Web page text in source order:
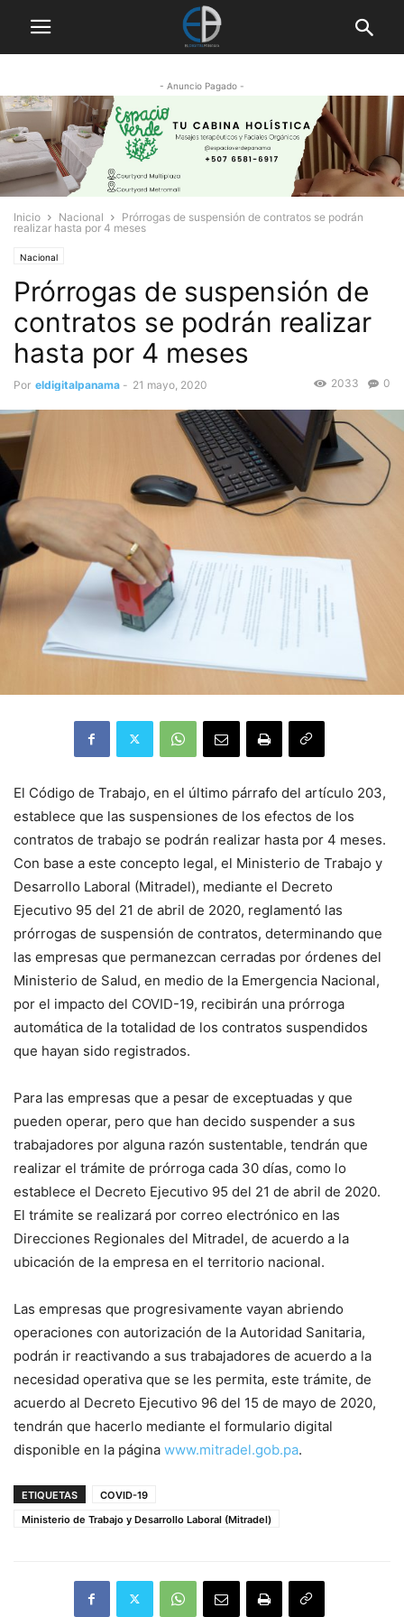
- Anuncio Pagado -
Inicio Nacional
Prórrogas de suspensión de contratos se podrán
realizar hasta por 4 meses
Nacional
Prórrogas de suspensión de
contratos se podrán realizar
hasta por 4 meses
Por eldigitalpanama - 21 mayo, 2020 0
2033
El Código de Trabajo, en el último párrafo del artículo 203,
establece que las suspensiones de los efectos de los
contratos de trabajo se podrán realizar hasta por 4 meses.
Con base a este concepto legal, el Ministerio de Trabajo y
Desarrollo Laboral (Mitradel), mediante el Decreto
Ejecutivo 95 del 21 de abril de 2020, reglamentó las
prórrogas de suspensión de contratos, determinando que
las empresas que permanezcan cerradas por órdenes del
Ministerio de Salud, en medio de la Emergencia Nacional,
por el impacto del COVID-19, recibirán una prórroga
automática de la totalidad de los contratos suspendidos
que hayan sido registrados.
Para las empresas que a pesar de exceptuadas y que
pueden operar, pero que han decido suspender a sus
trabajadores por alguna razón sustentable, tendrán que
realizar el trámite de prórroga cada 30 días, como lo
establece el Decreto Ejecutivo 95 del 21 de abril de 2020.
El trámite se realizará por correo electrónico en las
Direcciones Regionales del Mitradel, de acuerdo a la
ubicación de la empresa en el territorio nacional.
Las empresas que progresivamente vayan abriendo
operaciones con autorización de la Autoridad Sanitaria,
podrán ir reactivando a sus trabajadores de acuerdo a la
necesidad operativa que se les permita, este trámite, de
acuerdo al Decreto Ejecutivo 96 del 15 de mayo de 2020,
tendrán que hacerlo mediante el formulario digital
disponible en la página www.mitradel.gob.pa.
ETIQUETAS
COVID-19
Ministerio de Trabajo y Desarrollo Laboral (Mitradel)